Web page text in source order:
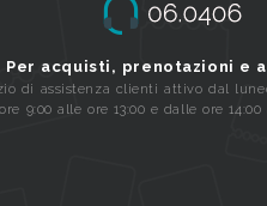
Per acquisti, prenotazioni e
di assistenza clienti attivo dal
ore 9:00 alle ore 13:00 e dalle ore 14:00